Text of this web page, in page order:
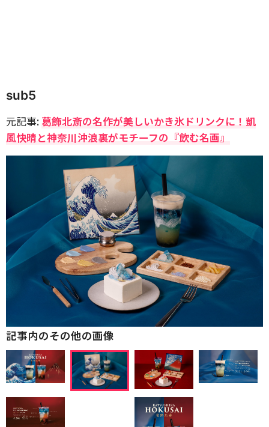
sub5
元記事:葛飾北斎の名作が美しいかき氷ドリンクに！凱
風快晴と神奈川沖浪裏がモチーフの『飲む名画』
記事内のその他の画像